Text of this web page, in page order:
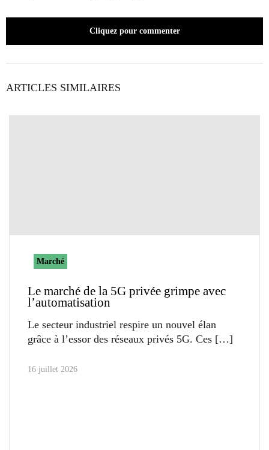
Cliquez pour commenter
ARTICLES SIMILAIRES
Marché
Le marché de la 5G privée grimpe avec
l’automatisation
Le secteur industriel respire un nouvel élan
grâce à l’essor des réseaux privés 5G. Ces
16 juillet 2026